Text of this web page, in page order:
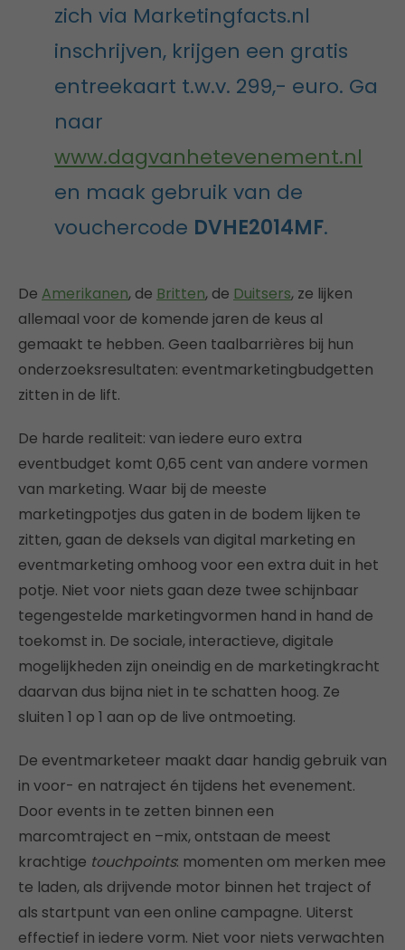
zich via Marketingfacts.nl
inschrijven, krijgen een gratis
entreekaart t.w.v. 299,- euro. Ga
naar
www.dagvanhetevenement.nl
en maak gebruik van de
vouchercode DVHE2014MF.
De Amerikanen, de Britten, de Duitsers, ze lijken
allemaal voor de komende jaren de keus al
gemaakt te hebben. Geen taalbarrières bij hun
onderzoeksresultaten: eventmarketingbudgetten
zitten in de lift.
De harde realiteit: van iedere euro extra
eventbudget komt 0,65 cent van andere vormen
van marketing. Waar bij de meeste
marketingpotjes dus gaten in de bodem lijken te
zitten, gaan de deksels van digital marketing en
eventmarketing omhoog voor een extra duit in het
potje. Niet voor niets gaan deze twee schijnbaar
tegengestelde marketingvormen hand in hand de
toekomst in. De sociale, interactieve, digitale
mogelijkheden zijn oneindig en de marketingkracht
daarvan dus bijna niet in te schatten hoog. Ze
sluiten 1 op 1 aan op de live ontmoeting.
De eventmarketeer maakt daar handig gebruik van
in voor- en natraject én tijdens het evenement.
Door events in te zetten binnen een
marcomtraject en –mix, ontstaan de meest
krachtige touchpoints: momenten om merken mee
te laden, als drijvende motor binnen het traject of
als startpunt van een online campagne. Uiterst
effectief in iedere vorm. Niet voor niets verwachten